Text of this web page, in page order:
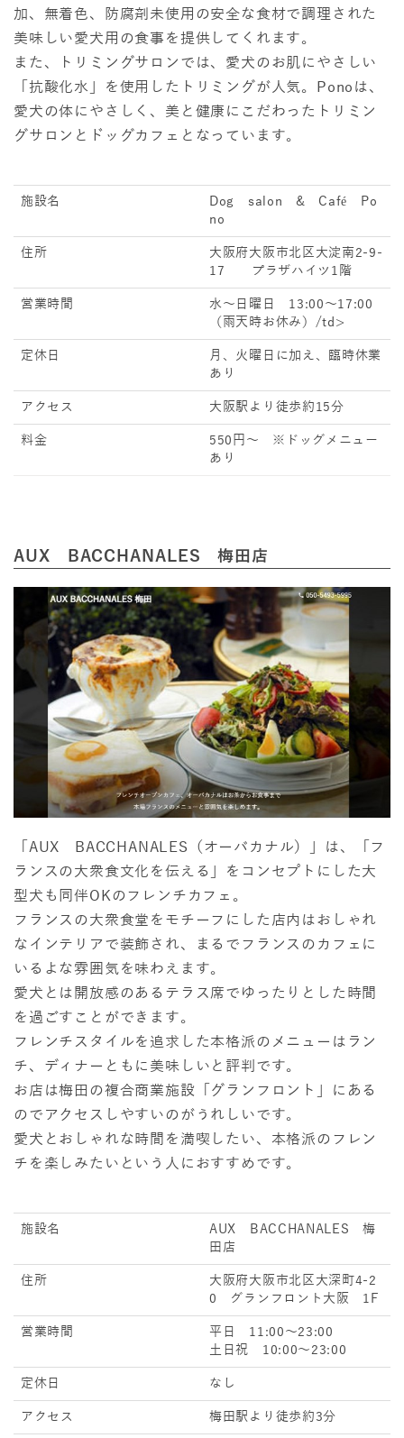
加、無着色、防腐剤未使用の安全な食材で調理された
美味しい愛犬用の食事を提供してくれます。
また、トリミングサロンでは、愛犬のお肌にやさしい
「抗酸化水」を使用したトリミングが人気。Ponoは、
愛犬の体にやさしく、美と健康にこだわったトリミン
グサロンとドッグカフェとなっています。
施設名
Dog salon & Café Po
no
住所
大阪府大阪市北区大淀南2-9-
17 プラザハイツ1階
営業時間
水～日曜日 13:00～17:00
（雨天時お休み）/td>
定休日
月、火曜日に加え、臨時休業
あり
アクセス 大阪駅より徒歩約15分
料金
550円～ ※ドッグメニュー
あり
AUX BACCHANALES 梅田店
「AUX BACCHANALES（オーバカナル）」は、「フ
ランスの大衆食文化を伝える」をコンセプトにした大
型犬も同伴OKのフレンチカフェ。
フランスの大衆食堂をモチーフにした店内はおしゃれ
なインテリアで装飾され、まるでフランスのカフェに
いるよな雰囲気を味わえます。
愛犬とは開放感のあるテラス席でゆったりとした時間
を過ごすことができます。
フレンチスタイルを追求した本格派のメニューはラン
チ、ディナーともに美味しいと評判です。
お店は梅田の複合商業施設「グランフロント」にある
のでアクセスしやすいのがうれしいです。
愛犬とおしゃれな時間を満喫したい、本格派のフレン
チを楽しみたいという人におすすめです。
施設名
AUX BACCHANALES 梅
田店
住所
大阪府大阪市北区大深町4-2
0 グランフロント大阪 1F
営業時間
平日 11:00～23:00
土日祝 10:00～23:00
定休日 なし
アクセス 梅田駅より徒歩約3分